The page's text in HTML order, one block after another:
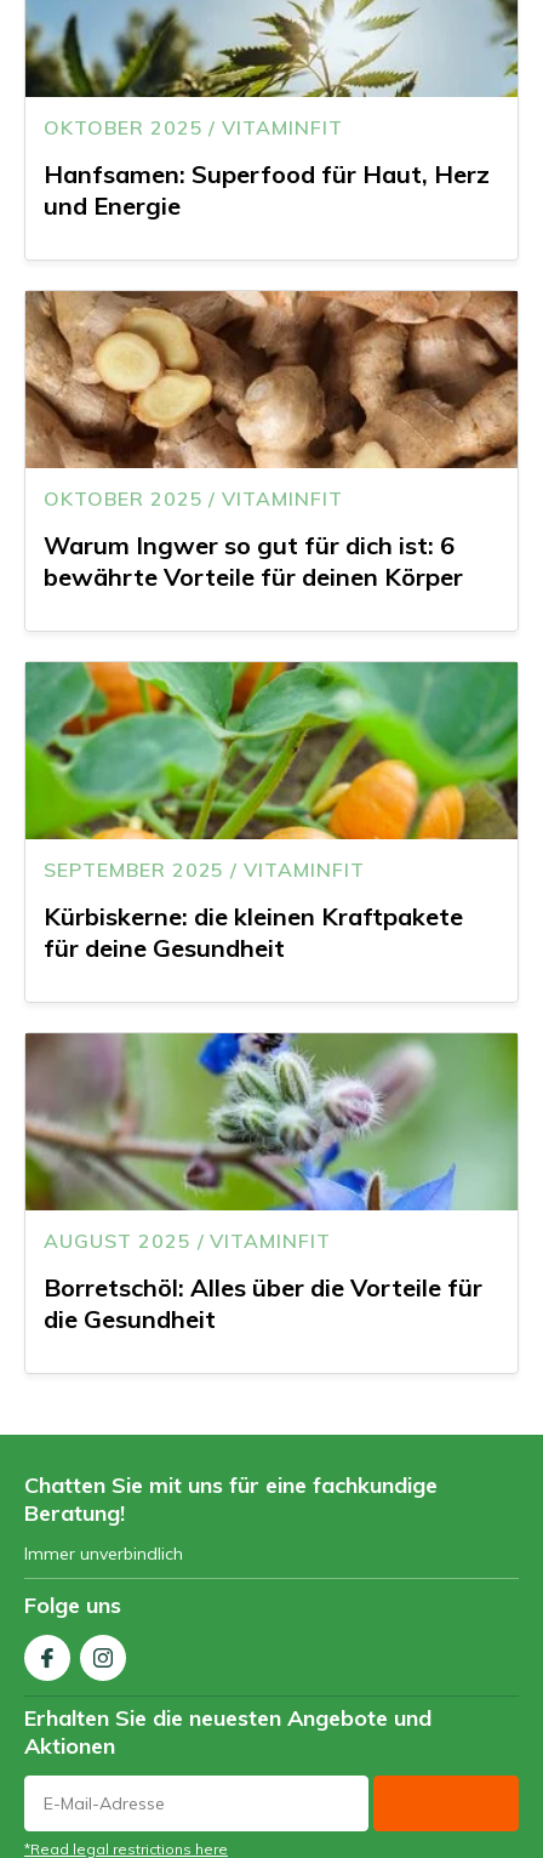
OKTOBER 2025 / VITAMINFIT
Hanfsamen: Superfood für Haut, Herz
und Energie
OKTOBER 2025 / VITAMINFIT
Warum Ingwer so gut für dich ist: 6
bewährte Vorteile für deinen Körper
SEPTEMBER 2025 / VITAMINFIT
Kürbiskerne: die kleinen Kraftpakete
für deine Gesundheit
AUGUST 2025 / VITAMINFIT
Borretschöl: Alles über die Vorteile für
die Gesundheit
Chatten Sie mit uns für eine fachkundige
Beratung!
Immer unverbindlich
Folge uns
Erhalten Sie die neuesten Angebote und
Aktionen
*Read legal restrictions here